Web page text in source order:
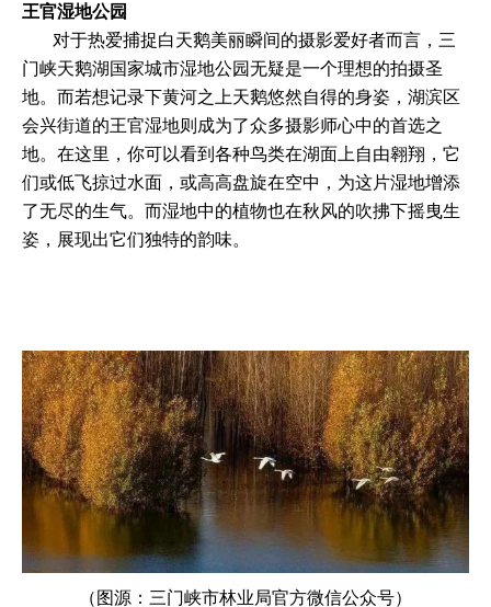
王官湿地公园
对于热爱捕捉白天鹅美丽瞬间的摄影爱好者而言，三
门峡天鹅湖国家城市湿地公园无疑是一个理想的拍摄圣
地。而若想记录下黄河之上天鹅悠然自得的身姿，湖滨区
会兴街道的王官湿地则成为了众多摄影师心中的首选之
地。在这里，你可以看到各种鸟类在湖面上自由翱翔，它
们或低飞掠过水面，或高高盘旋在空中，为这片湿地增添
了无尽的生气。而湿地中的植物也在秋风的吹拂下摇曳生
姿，展现出它们独特的韵味。
（图源：三门峡市林业局官方微信公众号）